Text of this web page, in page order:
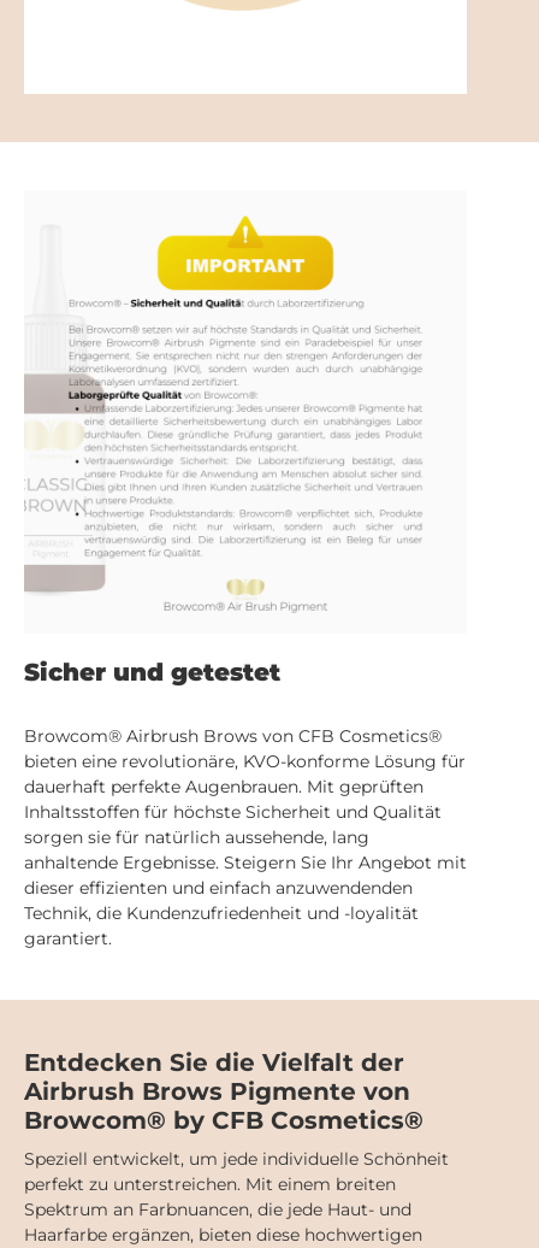
Sicher und getestet
Browcom® Airbrush Brows von CFB Cosmetics®
bieten eine revolutionäre, KVO-konforme Lösung für
dauerhaft perfekte Augenbrauen. Mit geprüften
Inhaltsstoffen für höchste Sicherheit und Qualität
sorgen sie für natürlich aussehende, lang
anhaltende Ergebnisse. Steigern Sie Ihr Angebot mit
dieser effizienten und einfach anzuwendenden
Technik, die Kundenzufriedenheit und -loyalität
garantiert.
Entdecken Sie die Vielfalt der
Airbrush Brows Pigmente von
Browcom® by CFB Cosmetics®
Speziell entwickelt, um jede individuelle Schönheit
perfekt zu unterstreichen. Mit einem breiten
Spektrum an Farbnuancen, die jede Haut- und
Haarfarbe ergänzen, bieten diese hochwertigen